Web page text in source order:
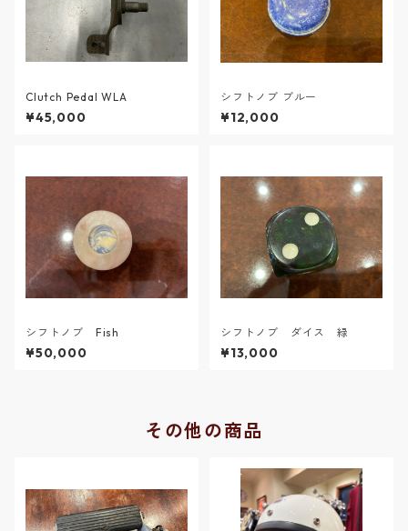
Clutch Pedal WLA
¥45,000
シフトノブ ブルー
¥12,000
シフトノブ Fish
¥50,000
シフトノブ ダイス 緑
¥13,000
その他の商品